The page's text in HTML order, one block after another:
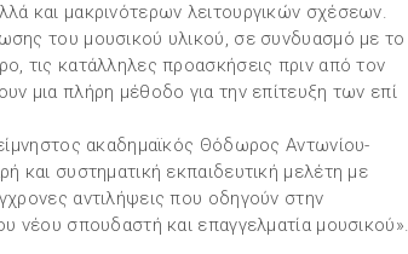
και μακρινότερων λειτουργικών σχέσεων.
του μουσικού υλικού, σε συνδυασμό με το
τις κατάλληλες προασκήσεις πριν από τον
μια πλήρη μέθοδο για την επίτευξη των επί
ακαδημαϊκός Θόδωρος Αντωνίου-
και συστηματική εκπαιδευτική μελέτη με
αντιλήψεις που οδηγούν στην
νέου σπουδαστή και επαγγελματία μουσικού».